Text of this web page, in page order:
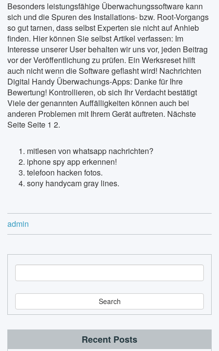
Besonders leistungsfähige Überwachungssoftware kann
sich und die Spuren des Installations- bzw. Root-Vorgangs
so gut tarnen, dass selbst Experten sie nicht auf Anhieb
finden. Hier können Sie selbst Artikel verfassen: Im
Interesse unserer User behalten wir uns vor, jeden Beitrag
vor der Veröffentlichung zu prüfen. Ein Werksreset hilft
auch nicht wenn die Software geflasht wird! Nachrichten
Digital Handy Überwachungs-Apps: Danke für Ihre
Bewertung! Kontrollieren, ob sich Ihr Verdacht bestätigt
Viele der genannten Auffälligkeiten können auch bei
anderen Problemen mit Ihrem Gerät auftreten. Nächste
Seite Seite 1 2.
mitlesen von whatsapp nachrichten?
iphone spy app erkennen!
telefoon hacken fotos.
sony handycam gray lines.
admin
e
a
r
c
Recent Posts